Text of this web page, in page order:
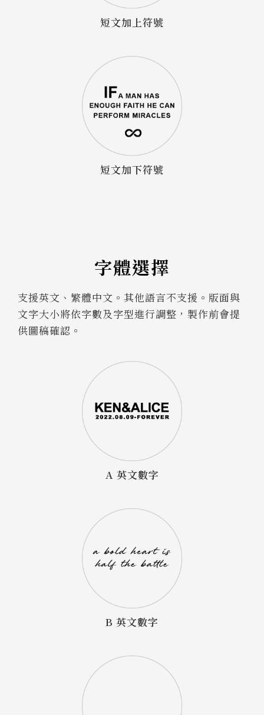
短文加上符號
短文加下符號
字體選擇
支援英文、繁體中文。其他語言不支援。版面與
文字大小將依字數及字型進行調整，製作前會提
供圖稿確認。
A 英文數字
B 英文數字